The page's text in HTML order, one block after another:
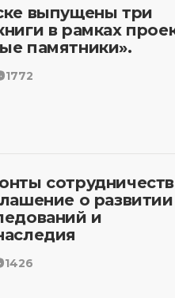
выпущены три
в рамках
памятники».
1772
о развитии
и
1426